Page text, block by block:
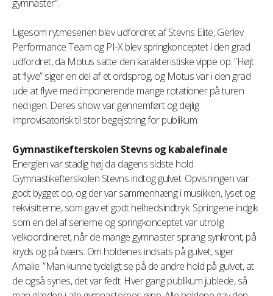
gymnaster”.
Ligesom rytmeserien blev udfordret af Stevns Elite, Gerlev
Performance Team og PI-X blev springkonceptet i den grad
udfordret, da Motus satte den karakteristiske vippe op. ”Højt
at flyve” siger en del af et ordsprog, og Motus var i den grad
ude at flyve med imponerende mange rotationer på turen
ned igen. Deres show var gennemført og dejlig
improvisatorisk til stor begejstring for publikum.
Gymnastikefterskolen Stevns og kabalefinale
Energien var stadig høj da dagens sidste hold
Gymnastikefterskolen Stevns indtog gulvet. Opvisningen var
godt bygget op, og der var sammenhæng i musikken, lyset og
rekvisitterne, som gav et godt helhedsindtryk. Springene indgik
som en del af serierne og springkonceptet var utrolig
velkoordineret, når de mange gymnaster sprang synkront, på
kryds og på tværs. Om holdenes indsats på gulvet, siger
Amalie: ”Man kunne tydeligt se på de andre hold på gulvet, at
de også synes, det var fedt. Hver gang publikum jublede, så